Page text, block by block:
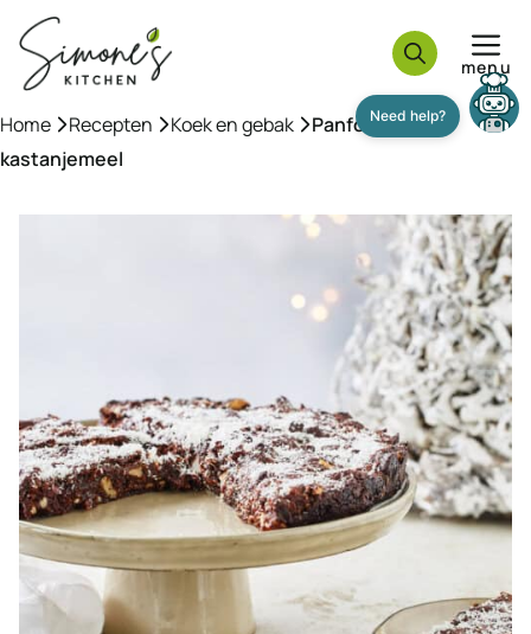
naar
inhoud
menu
Home »Recepten »Koek en gebak »Panforte met
kastanjemeel